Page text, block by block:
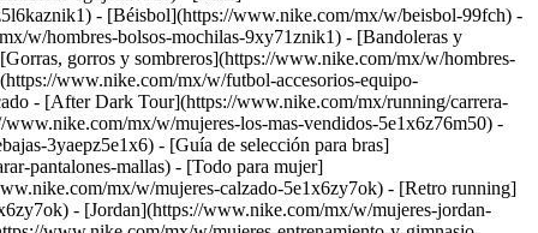
- [Béisbol](https://www.nike.com/mx/w/beisbol-99fch) -
w/hombres-bolsos-mochilas-9xy71znik1) - [Bandoleras y
gorros y sombreros](https://www.nike.com/mx/w/hombres-
www.nike.com/mx/w/futbol-accesorios-equipo-
- [After Dark Tour](https://www.nike.com/mx/running/carrera-
mx/w/mujeres-los-mas-vendidos-5e1x6z76m50) -
3yaepz5e1x6) - [Guía de selección para bras]
pantalones-mallas) - [Todo para mujer]
mx/w/mujeres-calzado-5e1x6zy7ok) - [Retro running]
- [Jordan](https://www.nike.com/mx/w/mujeres-jordan-